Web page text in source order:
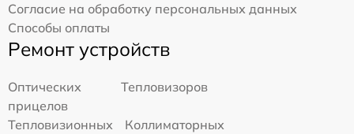
Согласие на обработку персональных данных
Способы оплаты
Ремонт устройств
Оптических
прицелов
Тепловизоров
Тепловизионных
Коллиматорных